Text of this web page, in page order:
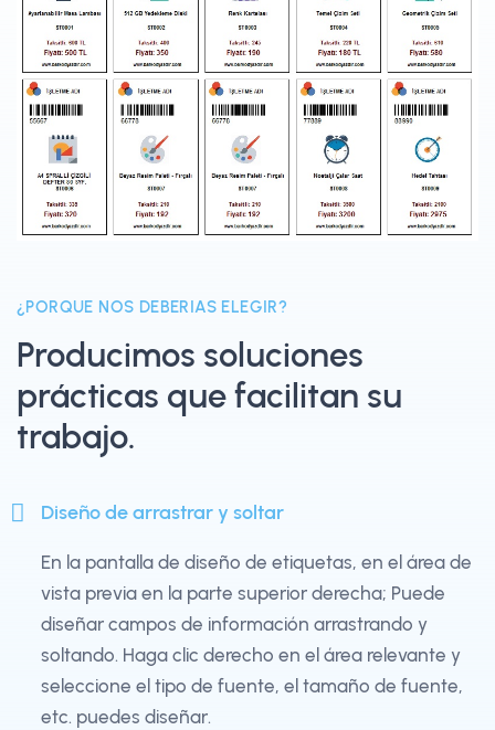
¿PORQUE NOS DEBERIAS ELEGIR?
Producimos soluciones
prácticas que facilitan su
trabajo.
Diseño de arrastrar y soltar
En la pantalla de diseño de etiquetas, en el área de
vista previa en la parte superior derecha; Puede
diseñar campos de información arrastrando y
soltando. Haga clic derecho en el área relevante y
seleccione el tipo de fuente, el tamaño de fuente,
etc. puedes diseñar.